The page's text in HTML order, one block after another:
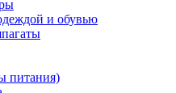
и обувью
питания)